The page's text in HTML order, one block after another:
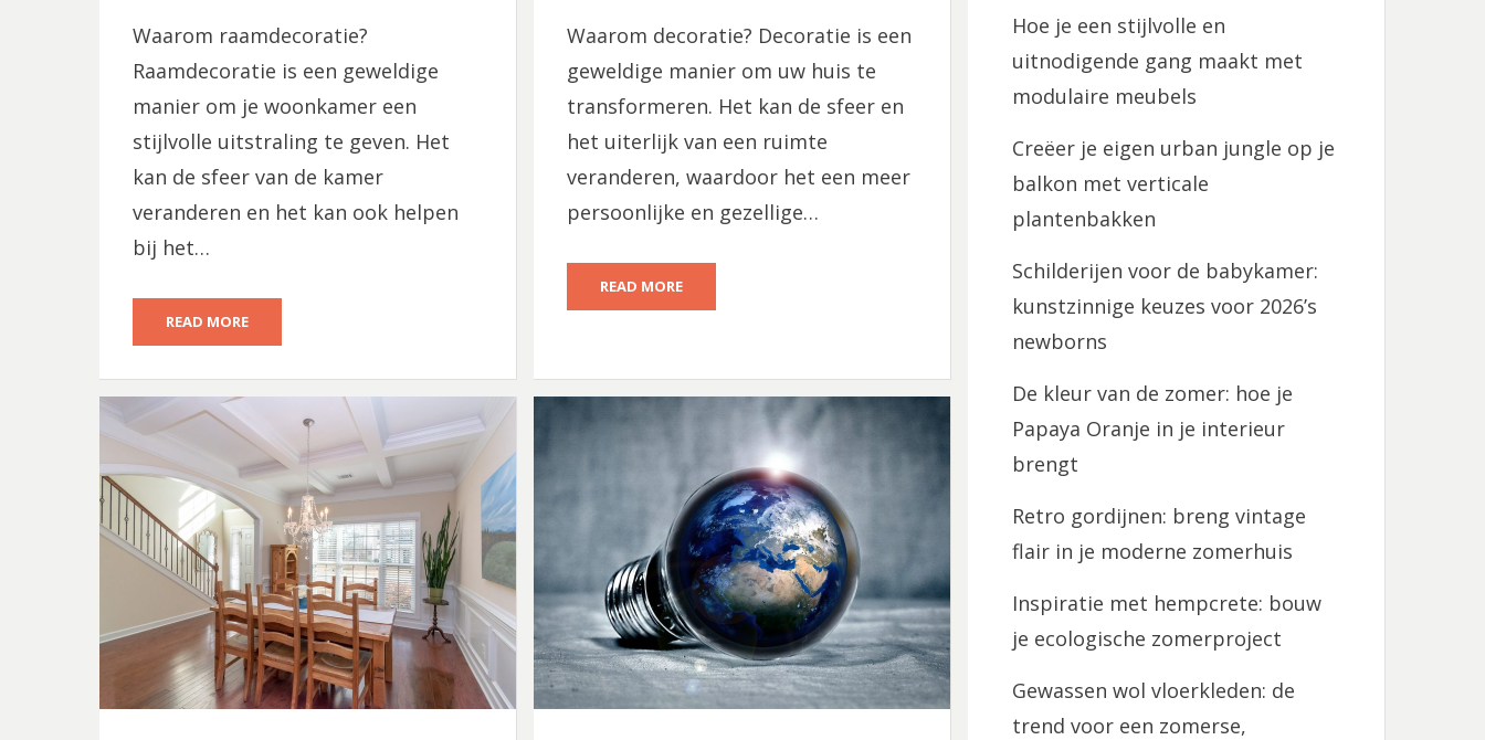
Waarom raamdecoratie?
Raamdecoratie is een geweldige
manier om je woonkamer een
stijlvolle uitstraling te geven. Het
kan de sfeer van de kamer
veranderen en het kan ook helpen
bij het…
READ MORE
Waarom decoratie? Decoratie is een
geweldige manier om uw huis te
transformeren. Het kan de sfeer en
het uiterlijk van een ruimte
veranderen, waardoor het een meer
persoonlijke en gezellige…
READ MORE
Hoe je een stijlvolle en
uitnodigende gang maakt met
modulaire meubels
Creëer je eigen urban jungle op je
balkon met verticale
plantenbakken
Schilderijen voor de babykamer:
kunstzinnige keuzes voor 2026’s
newborns
De kleur van de zomer: hoe je
Papaya Oranje in je interieur
brengt
Retro gordijnen: breng vintage
flair in je moderne zomerhuis
Inspiratie met hempcrete: bouw
je ecologische zomerproject
Gewassen wol vloerkleden: de
trend voor een zomerse,